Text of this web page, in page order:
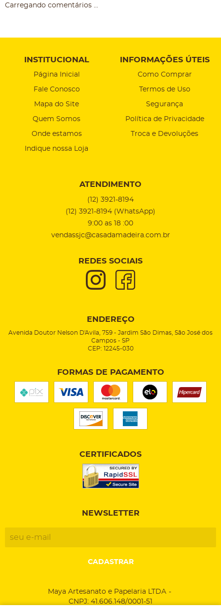
Carregando comentários ...
INSTITUCIONAL
Página Inicial
Fale Conosco
Mapa do Site
Quem Somos
Onde estamos
Indique nossa Loja
INFORMAÇÕES ÚTEIS
Como Comprar
Termos de Uso
Segurança
Política de Privacidade
Troca e Devoluções
ATENDIMENTO
(12) 3921-8194
(12) 3921-8194 (WhatsApp)
9:00 as 18 :00
vendassjc@casadamadeira.com.br
REDES SOCIAIS
ENDEREÇO
Avenida Doutor Nelson D'Avila, 759 - Jardim São Dimas, São José dos
Campos - SP
CEP: 12245-030
FORMAS DE PAGAMENTO
CERTIFICADOS
NEWSLETTER
CADASTRAR
Maya Artesanato e Papelaria LTDA
CNPJ: 41.606.148/0001-51